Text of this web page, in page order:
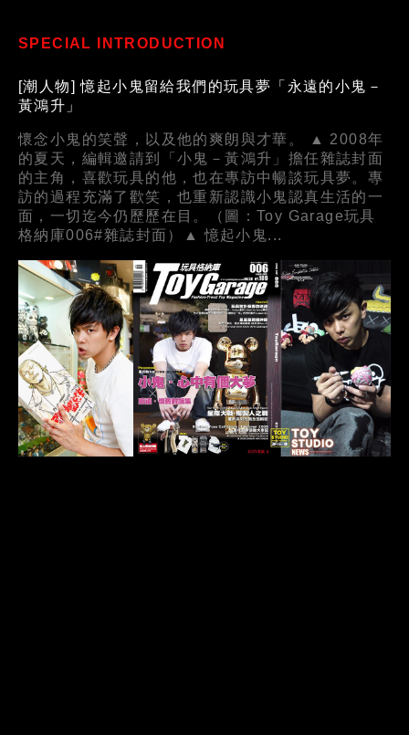
SPECIAL INTRODUCTION
[潮人物] 憶起小鬼留給我們的玩具夢「永遠的小鬼－
黃鴻升」
懷念小鬼的笑聲，以及他的爽朗與才華。 ▲ 2008年
的夏天，編輯邀請到「小鬼－黃鴻升」擔任雜誌封面
的主角，喜歡玩具的他，也在專訪中暢談玩具夢。專
訪的過程充滿了歡笑，也重新認識小鬼認真生活的一
面，一切迄今仍歷歷在目。（圖：Toy Garage玩具
格納庫006#雜誌封面）▲ 憶起小鬼...